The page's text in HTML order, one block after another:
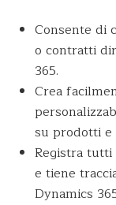
Consente di
o contratti
365.
Crea
su prodotti e
Registra
e tiene
Dynamics